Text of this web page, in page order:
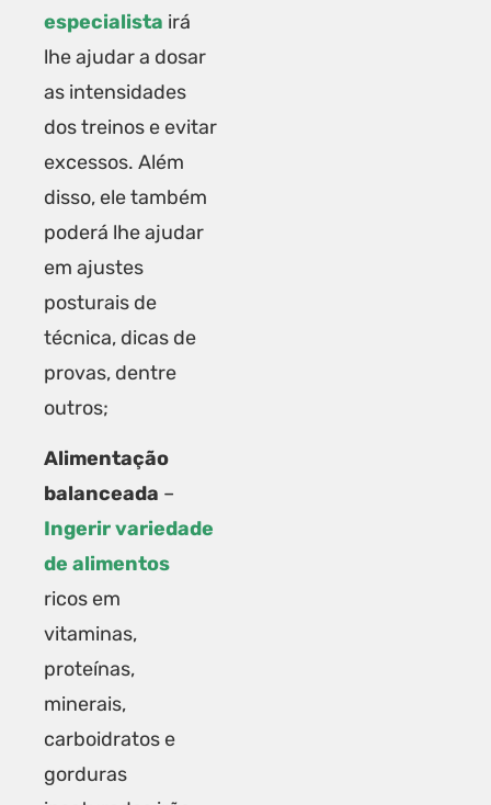
especialista irá
lhe ajudar a dosar
as intensidades
dos treinos e evitar
excessos. Além
disso, ele também
poderá lhe ajudar
em ajustes
posturais de
técnica, dicas de
provas, dentre
outros;
Alimentação
balanceada –
Ingerir variedade
de alimentos
ricos em
vitaminas,
proteínas,
minerais,
carboidratos e
gorduras